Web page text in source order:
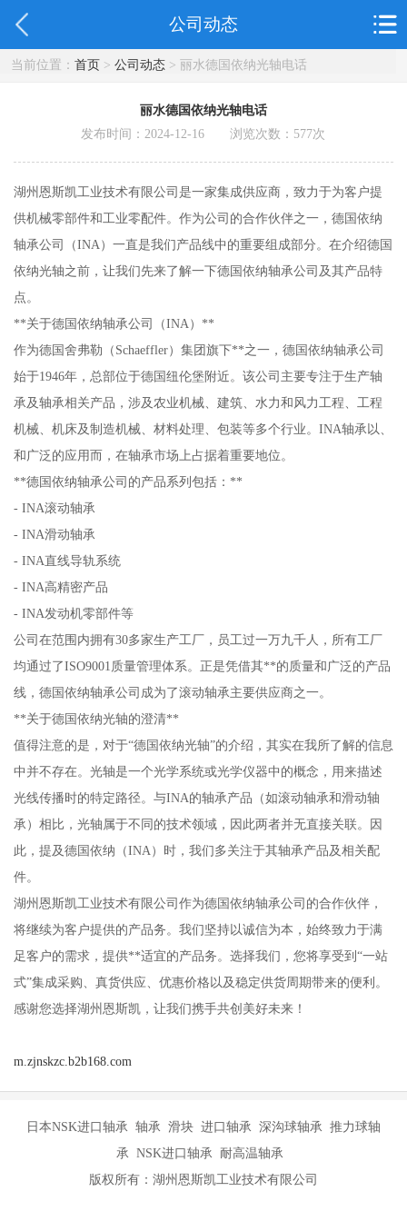
公司动态
当前位置： 首页> 公司动态> 丽水德国依纳光轴电话
丽水德国依纳光轴电话
发布时间：2024-12-16 浏览次数： 577次
湖州恩斯凯工业技术有限公司是一家集成供应商，致力于为客户提
供机械零部件和工业零配件。作为公司的合作伙伴之一，德国依纳
轴承公司（INA）一直是我们产品线中的重要组成部分。在介绍德国
依纳光轴之前，让我们先来了解一下德国依纳轴承公司及其产品特
点。
**关于德国依纳轴承公司（INA）**
作为德国舍弗勒（Schaeffler）集团旗下**之一，德国依纳轴承公司
始于1946年，总部位于德国纽伦堡附近。该公司主要专注于生产轴
承及轴承相关产品，涉及农业机械、建筑、水力和风力工程、工程
机械、机床及制造机械、材料处理、包装等多个行业。INA轴承以、
和广泛的应用而，在轴承市场上占据着重要地位。
**德国依纳轴承公司的产品系列包括：**
- INA滚动轴承
- INA滑动轴承
- INA直线导轨系统
- INA高精密产品
- INA发动机零部件等
公司在范围内拥有30多家生产工厂，员工过一万九千人，所有工厂
均通过了ISO9001质量管理体系。正是凭借其**的质量和广泛的产品
线，德国依纳轴承公司成为了滚动轴承主要供应商之一。
**关于德国依纳光轴的澄清**
值得注意的是，对于“德国依纳光轴”的介绍，其实在我所了解的信息
中并不存在。光轴是一个光学系统或光学仪器中的概念，用来描述
光线传播时的特定路径。与INA的轴承产品（如滚动轴承和滑动轴
承）相比，光轴属于不同的技术领域，因此两者并无直接关联。因
此，提及德国依纳（INA）时，我们多关注于其轴承产品及相关配
件。
湖州恩斯凯工业技术有限公司作为德国依纳轴承公司的合作伙伴，
将继续为客户提供的产品务。我们坚持以诚信为本，始终致力于满
足客户的需求，提供**适宜的产品务。选择我们，您将享受到“一站
式”集成采购、真货供应、优惠价格以及稳定供货周期带来的便利。
感谢您选择湖州恩斯凯，让我们携手共创美好未来！
m.zjnskzc.b2b168.com
日本NSK进口轴承 轴承 滑块 进口轴承 深沟球轴承 推力球轴
承 NSK进口轴承 耐高温轴承
版权所有：湖州恩斯凯工业技术有限公司